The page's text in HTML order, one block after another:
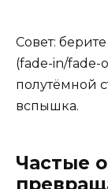
Совет:
(fade-in/fade-
полутёмной
вспышка.
Частые